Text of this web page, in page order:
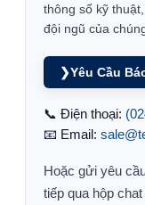
thông số kỹ
đội ngũ của
❯Yêu Cầu
📞 Điện thoại:
📧 Email:
Hoặc gửi yêu
tiếp qua hộp